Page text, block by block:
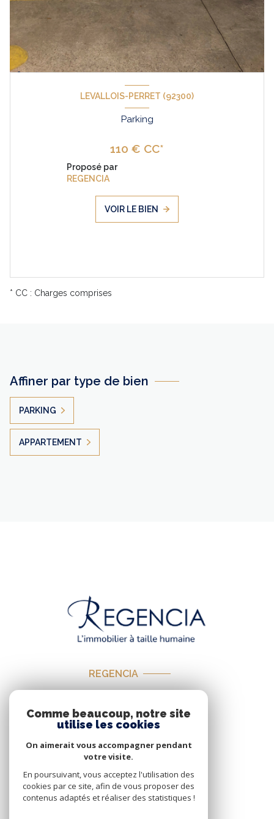
LEVALLOIS-PERRET (92300)
Parking
110 € CC*
Proposé par
REGENCIA
VOIR LE BIEN
* CC : Charges comprises
Affiner par type de bien
PARKING
APPARTEMENT
REGENCIA
01 85 09 58 10
contact@regencia.eu
Comme beaucoup, notre site
utilise les cookies
On aimerait vous accompagner pendant
votre visite.
En poursuivant, vous acceptez l'utilisation des
cookies par ce site, afin de vous proposer des
contenus adaptés et réaliser des statistiques !